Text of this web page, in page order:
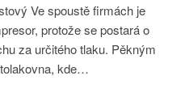
Ve spoustě firmách je
protože se postará o
za určitého tlaku. Pěkným
kde…